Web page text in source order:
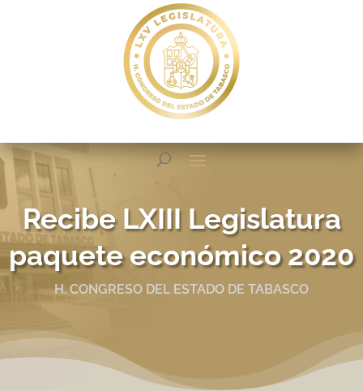
Recibe LXIII Legislatura
paquete económico 2020
H. CONGRESO DEL ESTADO DE TABASCO